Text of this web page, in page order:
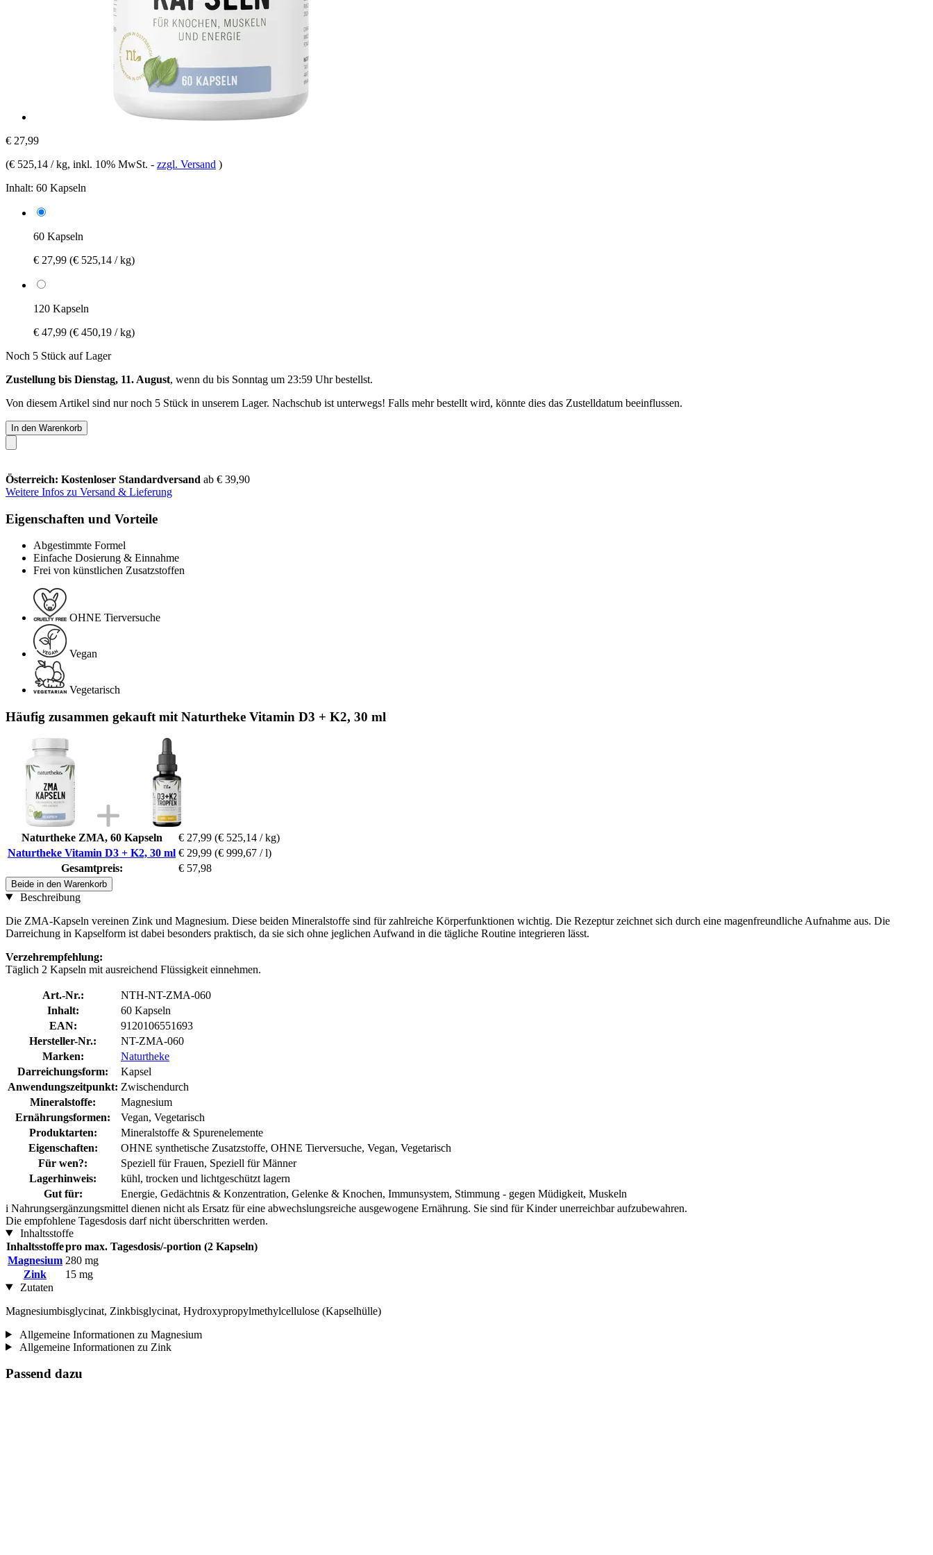
€ 27,99
(€ 525,14 / kg, inkl. 10% MwSt. - zzgl. Versand )
Inhalt: 60 Kapseln
60 Kapseln
€ 27,99 (€ 525,14 / kg)
120 Kapseln
€ 47,99 (€ 450,19 / kg)
Noch 5 Stück auf Lager
Zustellung bis Dienstag, 11. August, wenn du bis Sonntag um 23:59 Uhrbestellst.
Von diesem Artikel sind nur noch 5 Stück in unserem Lager. Nachschub ist unterwegs! Falls mehr bestellt wird, könnte dies das Zustelldatum beeinflussen.
In den Warenkorb
Österreich: Kostenloser Standardversand ab € 39,90
Weitere Infos zu Versand & Lieferung
Eigenschaften und Vorteile
Abgestimmte Formel
Einfache Dosierung & Einnahme
Frei von künstlichen Zusatzstoffen
OHNE Tierversuche
Vegan
Vegetarisch
Häufig zusammen gekauft mit Naturtheke Vitamin D3 + K2, 30 ml
Naturtheke ZMA, 60 Kapseln € 27,99 (€ 525,14 / kg)
Naturtheke Vitamin D3 + K2, 30 ml € 29,99 (€ 999,67 / l)
Gesamtpreis:
€ 57,98
Beide in den Warenkorb
Beschreibung
Die ZMA-Kapseln vereinen Zink und Magnesium. Diese beiden Mineralstoffe sind für zahlreiche Körperfunktionen wichtig. Die Rezeptur zeichnet sich durch eine magenfreundliche Aufnahme aus. Die
Darreichung in Kapselform ist dabei besonders praktisch, da sie sich ohne jeglichen Aufwand in die tägliche Routine integrieren lässt.
Verzehrempfehlung:
Täglich 2 Kapseln mit ausreichend Flüssigkeit einnehmen.
Art.-Nr.:
NTH-NT-ZMA-060
Inhalt:
60 Kapseln
EAN:
9120106551693
Hersteller-Nr.:
NT-ZMA-060
Marken:
Naturtheke
Darreichungsform:
Kapsel
Anwendungszeitpunkt: Zwischendurch
Mineralstoffe:
Magnesium
Ernährungsformen:
Vegan, Vegetarisch
Produktarten:
Mineralstoffe & Spurenelemente
Eigenschaften:
OHNE synthetische Zusatzstoffe, OHNE Tierversuche, Vegan, Vegetarisch
Für wen?:
Speziell für Frauen, Speziell für Männer
Lagerhinweis:
kühl, trocken und lichtgeschützt lagern
Gut für:
Energie, Gedächtnis & Konzentration, Gelenke & Knochen, Immunsystem, Stimmung - gegen Müdigkeit, Muskeln
i Nahrungsergänzungsmittel dienen nicht als Ersatz für eine abwechslungsreiche ausgewogene Ernährung. Sie sind für Kinder unerreichbar aufzubewahren.
Die empfohlene Tagesdosis darf nicht überschritten werden.
Inhaltsstoffe
Inhaltsstoffepro max. Tagesdosis/-portion (2 Kapseln)
Magnesium 280 mg
Zink
15 mg
Zutaten
Magnesiumbisglycinat, Zinkbisglycinat, Hydroxypropylmethylcellulose (Kapselhülle)
Allgemeine Informationen zu Magnesium
Allgemeine Informationen zu Zink
Passend dazu